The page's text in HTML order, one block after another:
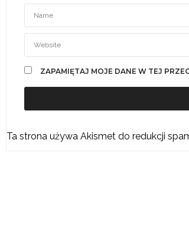
ZAPAMIĘTAJ MOJE DANE W TEJ
Ta strona używa Akismet do redukcji